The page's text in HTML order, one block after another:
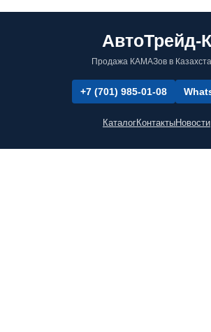
АвтоТрейд-К
Продажа КАМАЗов в
+7 (701) 985-01-08
КаталогКонтактыНовости